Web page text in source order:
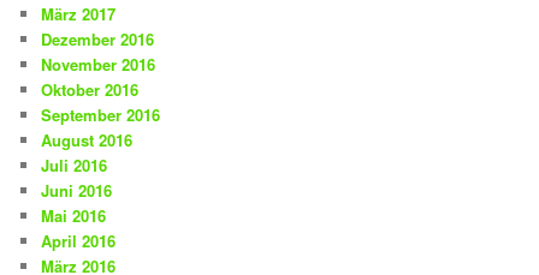
März 2017
Dezember 2016
November 2016
Oktober 2016
September 2016
August 2016
Juli 2016
Juni 2016
Mai 2016
April 2016
März 2016